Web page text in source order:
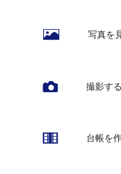
写真を
撮影する
台帳を